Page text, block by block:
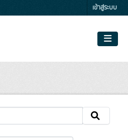
เข้าสู่ระบบ